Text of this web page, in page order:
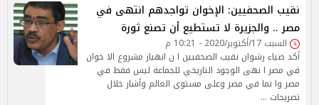
نقيب الصحفيين: الإخوان تواجدهم انتهى في
مصر .. والجزيرة لا تستطيع أن تصنع ثورة
السبت 17/أكتوبر/2020 - 10:21 م
أكد ضياء رشوان نقيب الصحفيين ا ن انهيار مشروع الا خوان
في مصر ا نهى الوجود التاريخي للجماعة ليس فقط في
مصر وا نما في مصر وعلى مستوى العالم وأشار خلال
تصريحات …